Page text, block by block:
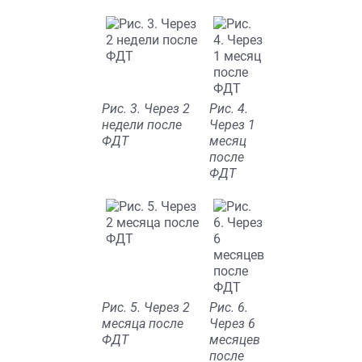
Рис. 3. Через 2
недели после
ФДТ
Рис. 4.
Через 1
месяц
после
ФДТ
Рис. 5. Через 2
месяца после
ФДТ
Рис. 6.
Через 6
месяцев
после